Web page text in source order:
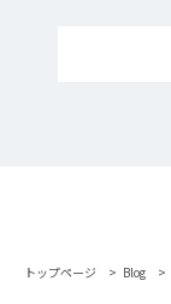
トップページ Blog